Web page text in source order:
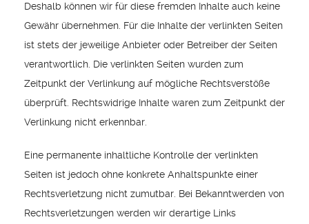
Deshalb können wir für diese fremden Inhalte auch keine
Gewähr übernehmen. Für die Inhalte der verlinkten Seiten
ist stets der jeweilige Anbieter oder Betreiber der Seiten
verantwortlich. Die verlinkten Seiten wurden zum
Zeitpunkt der Verlinkung auf mögliche Rechtsverstöße
überprüft. Rechtswidrige Inhalte waren zum Zeitpunkt der
Verlinkung nicht erkennbar.
Eine permanente inhaltliche Kontrolle der verlinkten
Seiten ist jedoch ohne konkrete Anhaltspunkte einer
Rechtsverletzung nicht zumutbar. Bei Bekanntwerden von
Rechtsverletzungen werden wir derartige Links